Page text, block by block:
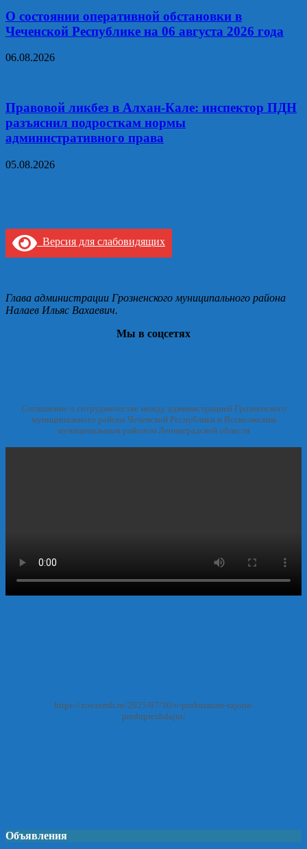
О состоянии оперативной обстановки в
Чеченской Республике на 06 августа 2026 года
06.08.2026
Правовой ликбез в Алхан-Кале: инспектор ПДН
разъяснил подросткам нормы
административного права
05.08.2026
Версия для слабовидящих
Глава администрации Грозненского муниципального района
Налаев Ильяс Вахаевич.
Мы в соцсетях
Соглашение о сотрудничестве между администрацией Грозненского
муниципального района Чеченской Республики и Всеволжским
муниципальным районом Ленинградской области
https://zovzemli.ru/2025/07/30/v-prokurature-rajona-
preduprezhdajut/
Объявления